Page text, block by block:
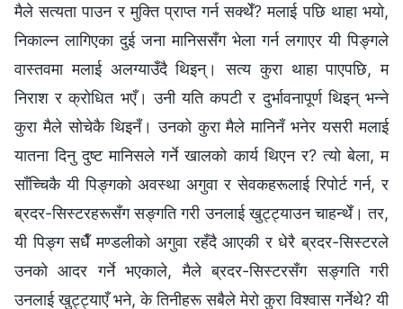
मैले सत्यता पाउन र मुक्ति प्राप्त गर्न सक्थेँ? मलाई पछि थाहा भयो,
निकाल्न लागिएका दुई जना मानिससँग भेला गर्न लगाएर यी पिङ्गले
वास्तवमा मलाई अलग्याउँदै थिइन्। सत्य कुरा थाहा पाएपछि, म
निराश र क्रोधित भएँ। उनी यति कपटी र दुर्भावनापूर्ण थिइन् भन्‍ने
कुरा मैले सोचेकै थिइनँ। उनको कुरा मैले मानिनँ भनेर यसरी मलाई
यातना दिनु दुष्ट मानिसले गर्ने खालको कार्य थिएन र? त्यो बेला, म
साँच्चिकै यी पिङ्गको अवस्था अगुवा र सेवकहरूलाई रिपोर्ट गर्न, र
ब्रदर-सिस्टरहरूसँग सङ्गति गरी उनलाई खुट्ट्याउन चाहन्थेँ। तर,
यी पिङ्ग सधैँ मण्डलीको अगुवा रहँदै आएकी र धेरै ब्रदर-सिस्टरले
उनको आदर गर्ने भएकाले, मैले ब्रदर-सिस्टरसँग सङ्गति गरी
उनलाई खुट्ट्याएँ भने, के तिनीहरू सबैले मेरो कुरा विश्‍वास गर्नेथे? यी